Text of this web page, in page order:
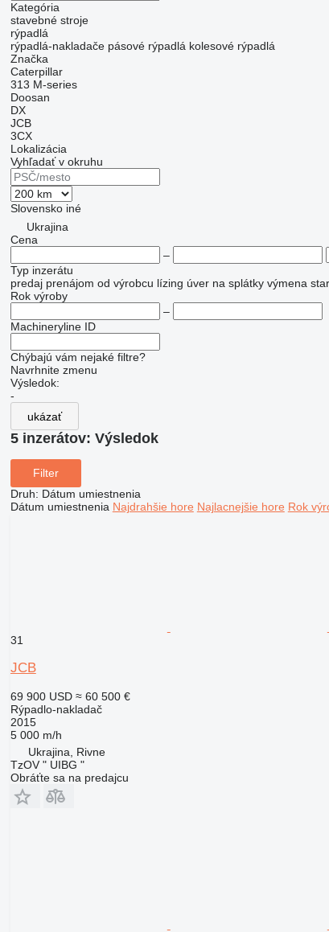
Kategória
stavebné stroje
rýpadlá
rýpadlá-nakladače pásové rýpadlá kolesové rýpadlá
Značka
Caterpillar
313 M-series
Doosan
DX
JCB
3CX
Lokalizácia
Vyhľadať v okruhu
Slovensko iné
Ukrajina
Cena
–
Typ inzerátu
predaj prenájom od výrobcu lízing úver na splátky výmena
Rok výroby
–
Machineryline ID
Chýbajú vám nejaké filtre?
Navrhnite zmenu
Výsledok:
-
ukázať
5 inzerátov: Výsledok
Filter
Druh: Dátum umiestnenia
Dátum umiestnenia Najdrahšie hore Najlacnejšie hore Rok
31
JCB
69 900 USD ≈ 60 500 €
Rýpadlo-nakladač
2015
5 000 m/h
Ukrajina, Rivne
TzOV " UIBG "
Obráťte sa na predajcu